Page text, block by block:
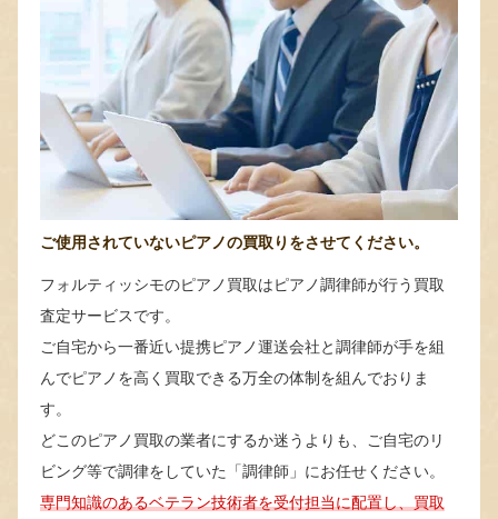
ご使用されていないピアノの買取りをさせてください。
フォルティッシモのピアノ買取はピアノ調律師が行う買取
査定サービスです。
ご自宅から一番近い提携ピアノ運送会社と調律師が手を組
んでピアノを高く買取できる万全の体制を組んでおりま
す。
どこのピアノ買取の業者にするか迷うよりも、ご自宅のリ
ビング等で調律をしていた「調律師」にお任せください。
専門知識のあるベテラン技術者を受付担当に配置し、買取